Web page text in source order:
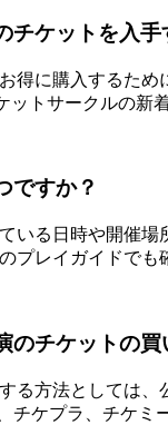
ケットを入手
得に購入するた
トサークルの新
ですか？
いる日時や開催
プレイガイドでも
のチケットの買
方法としては
チケプラ、チケ